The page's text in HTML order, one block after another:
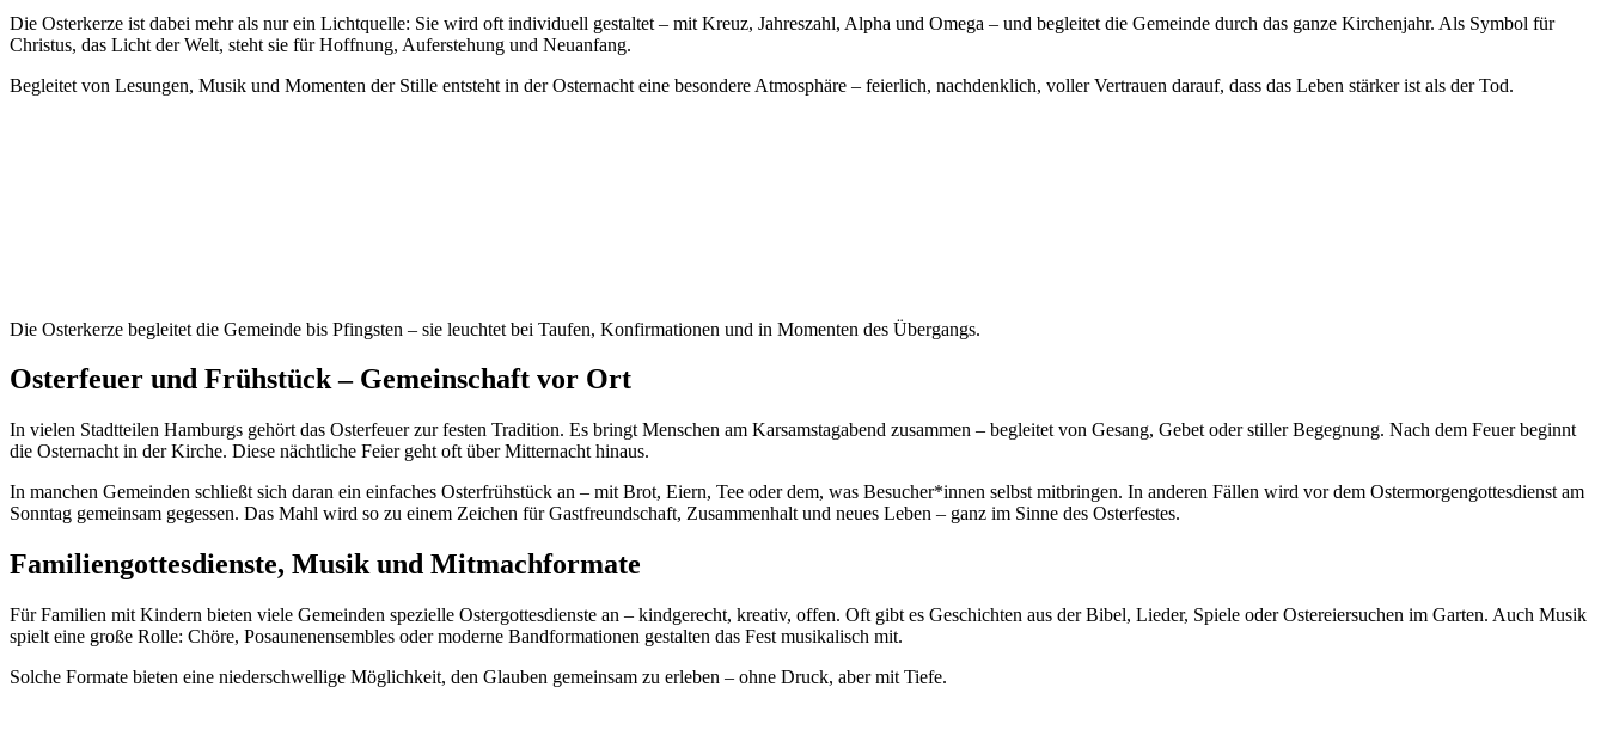
Die Osterkerze ist dabei mehr als nur ein Lichtquelle: Sie wird oft individuell gestaltet – mit Kreuz, Jahreszahl, Alpha und Omega – und begleitet die Gemeinde durch das ganze Kirchenjahr. Als Symbol für
Christus, das Licht der Welt, steht sie für Hoffnung, Auferstehung und Neuanfang.
Begleitet von Lesungen, Musik und Momenten der Stille entsteht in der Osternacht eine besondere Atmosphäre – feierlich, nachdenklich, voller Vertrauen darauf, dass das Leben stärker ist als der Tod.
Die Osterkerze begleitet die Gemeinde bis Pfingsten – sie leuchtet bei Taufen, Konfirmationen und in Momenten des Übergangs.
Osterfeuer und Frühstück – Gemeinschaft vor Ort
In vielen Stadtteilen Hamburgs gehört das Osterfeuer zur festen Tradition. Es bringt Menschen am Karsamstagabend zusammen – begleitet von Gesang, Gebet oder stiller Begegnung. Nach dem Feuer beginnt
die Osternacht in der Kirche. Diese nächtliche Feier geht oft über Mitternacht hinaus.
In manchen Gemeinden schließt sich daran ein einfaches Osterfrühstück an – mit Brot, Eiern, Tee oder dem, was Besucher*innen selbst mitbringen. In anderen Fällen wird vor dem Ostermorgengottesdienst am
Sonntag gemeinsam gegessen. Das Mahl wird so zu einem Zeichen für Gastfreundschaft, Zusammenhalt und neues Leben – ganz im Sinne des Osterfestes.
Familiengottesdienste, Musik und Mitmachformate
Für Familien mit Kindern bieten viele Gemeinden spezielle Ostergottesdienste an – kindgerecht, kreativ, offen. Oft gibt es Geschichten aus der Bibel, Lieder, Spiele oder Ostereiersuchen im Garten. Auch Musik
spielt eine große Rolle: Chöre, Posaunenensembles oder moderne Bandformationen gestalten das Fest musikalisch mit.
Solche Formate bieten eine niederschwellige Möglichkeit, den Glauben gemeinsam zu erleben – ohne Druck, aber mit Tiefe.